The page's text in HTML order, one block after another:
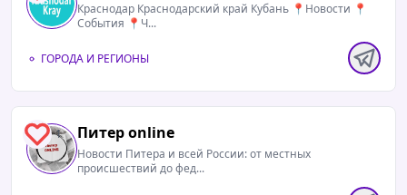
Краснодар Краснодарский край Кубань 📍Новости 📍
События 📍Ч...
ГОРОДА И РЕГИОНЫ
1 Питер online
Новости Питера и всей России: от местных
происшествий до фед...